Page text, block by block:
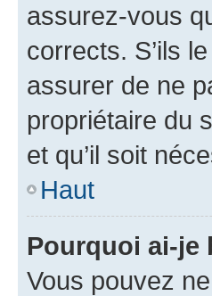
assurez-vous
corrects. S’ils
assurer de ne
propriétaire du
et qu’il soit
Haut
Pourquoi ai-je
Vous pouvez